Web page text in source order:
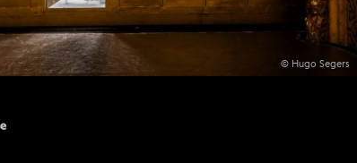
© Hugo Segers